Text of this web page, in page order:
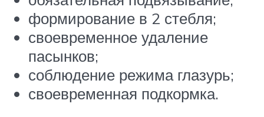
формирование в 2 стебля;
своевременное удаление
пасынков;
соблюдение режима глазурь;
своевременная подкормка.